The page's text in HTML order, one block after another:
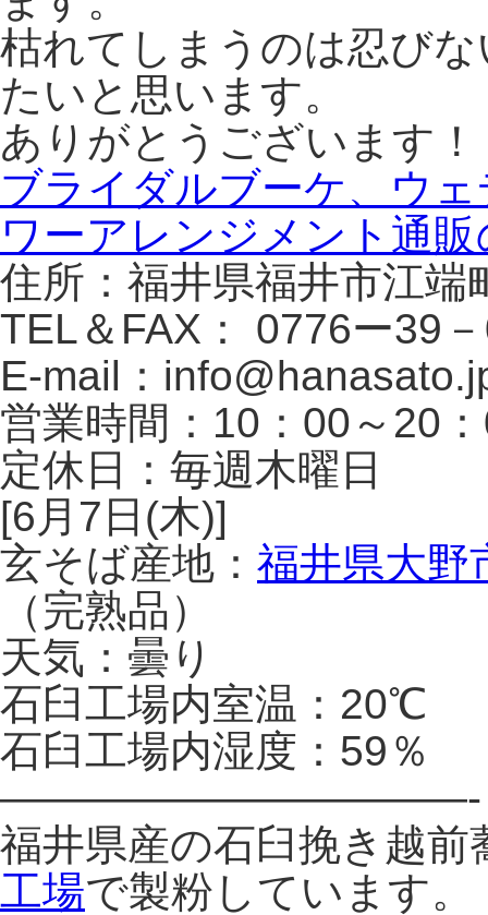
枯れてしまうのは忍び
たいと思います。
ありがとうございます！
ブライダルブーケ、ウ
ワーアレンジメント通
住所：福井県福井市江端
TEL＆FAX： 0776ー39
E-mail：
営業時間：10：00～20
定休日：毎週木曜日
[6月7日(木)]
玄そば産地： 福井県大野
（完熟品）
天気：曇り
石臼工場内室温：20℃
石臼工場内湿度：59％
———————————-
福井県産の石臼挽き越前
工場で製粉しています。